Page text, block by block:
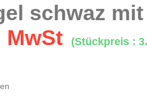
schwaz
MwSt (Stückpreis :